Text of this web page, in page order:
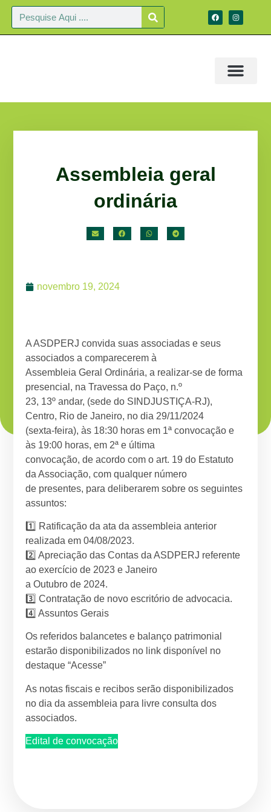
Assembleia geral
ordinária
novembro 19, 2024
A ASDPERJ convida suas associadas e seus
associados a comparecerem à
Assembleia Geral Ordinária, a realizar-se de forma
presencial, na Travessa do Paço, n.º
23, 13º andar, (sede do SINDJUSTIÇA-RJ),
Centro, Rio de Janeiro, no dia 29/11/2024
(sexta-feira), às 18:30 horas em 1ª convocação e
às 19:00 horas, em 2ª e última
convocação, de acordo com o art. 19 do Estatuto
da Associação, com qualquer número
de presentes, para deliberarem sobre os seguintes
assuntos:
1️⃣ Ratificação da ata da assembleia anterior
realizada em 04/08/2023.
2️⃣ Apreciação das Contas da ASDPERJ referente
ao exercício de 2023 e Janeiro
a Outubro de 2024.
3️⃣ Contratação de novo escritório de advocacia.
4️⃣ Assuntos Gerais
Os referidos balancetes e balanço patrimonial
estarão disponibilizados no link disponível no
destaque “Acesse”
As notas fiscais e recibos serão disponibilizados
no dia da assembleia para livre consulta dos
associados.
Edital de convocação